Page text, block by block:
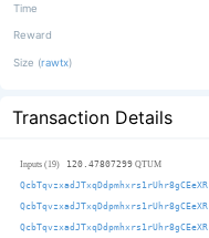
Time
Reward
Size (rawtx)
Transaction Details
Inputs (19) 120.47807299 QTUM
QcbTqvzxadJTxqDdpmhxrs1rUhr8gCEeXR
QcbTqvzxadJTxqDdpmhxrs1rUhr8gCEeXR
QcbTqvzxadJTxqDdpmhxrs1rUhr8gCEeXR